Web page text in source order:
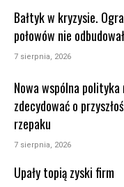
Bałtyk w kryzysie.
połowów nie
7 sierpnia, 2026
Nowa wspólna polityka
zdecydować o
rzepaku
7 sierpnia, 2026
Upały topią zyski firm